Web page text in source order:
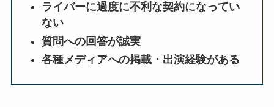
ライバーに過度に不利な契約になってい
ない
質問への回答が誠実
各種メディアへの掲載・出演経験がある